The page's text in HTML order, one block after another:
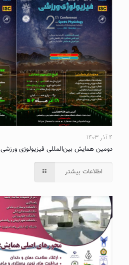
۴ آذر ۱۴۰۳
دومین همایش بین‌المللی فیزیولوژی ورزشی
اطلاعات بیشتر